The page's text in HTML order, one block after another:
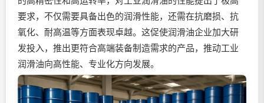
要求，不仅需要具备出色的润滑性能，还需在抗磨损、抗
氧化、耐高温等方面表现卓越。这促使润滑油企业加大研
发投入，推出更符合高端装备制造需求的产品，推动工业
润滑油向高性能、专业化方向发展。